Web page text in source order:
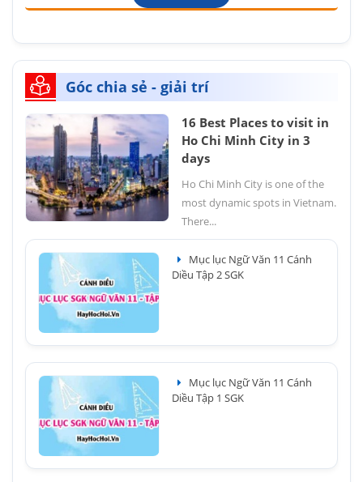
Góc chia sẻ - giải trí
16 Best Places to visit in
Ho Chi Minh City in 3
days
Ho Chi Minh City is one of the
most dynamic spots in Vietnam.
There...
Mục lục Ngữ Văn 11 Cánh
Diều Tập 2 SGK
Mục lục Ngữ Văn 11 Cánh
Diều Tập 1 SGK